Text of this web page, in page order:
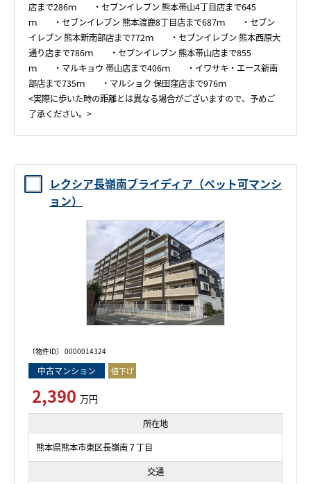
店まで286ｍ ・セブンイレブン 熊本帯山4丁目店まで645
ｍ ・セブンイレブン 熊本渡鹿8丁目店まで687ｍ ・セブン
イレブン 熊本新南部店まで772ｍ ・セブンイレブン 熊本西原大
通り店まで786ｍ ・セブンイレブン 熊本帯山店まで855
ｍ ・マルキョウ 帯山店まで406ｍ ・イワサキ・エース新南
部店まで735ｍ ・マルショク 保田窪店まで976ｍ
<実際に歩いた時の距離とは異なる場合がございますので、予めご
了承ください。>
レクシア長嶺南ブライディア（ペット可マンシ
ョン）
〔物件ID〕 0000014324
中古マンション 値下げ
2,390 万円
所在地
熊本県熊本市東区長嶺南７丁目
交通